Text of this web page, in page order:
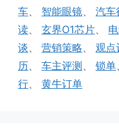
车、 智能眼镜、 汽车
读、 玄界O1芯片、
谈、 营销策略、 观点
历、 车主评测、 锁单
行、 黄牛订单